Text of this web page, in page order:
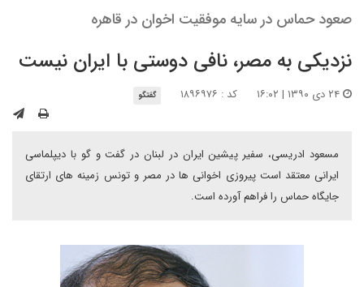
صعود حماس در سایه موفقیت اخوان در قاهره
نزدیکی به مصر، نافی دوستی با ایران نیست
کد : ۱۸۹۶۹۷۶ گفتگو
مسعود ادریسی، سفیر پیشین ایران در لبنان در گفت و گو با دیپلماسی
ایرانی معتقد است پیروزی اخوانی ها در مصر و تونس زمینه های ارتقای
جایگاه حماس را فراهم آورده است.